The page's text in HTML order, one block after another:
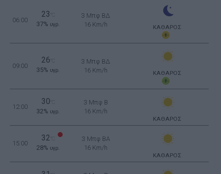
06:00
23
37% υγρ.
3 Μπφ ΒΔ
16 Km/h
ΚΑΘΑΡΟΣ
09:00
26
35% υγρ.
3 Μπφ ΒΔ
16 Km/h
ΚΑΘΑΡΟΣ
12:00
30
32% υγρ.
3 Μπφ B
16 Km/h
ΚΑΘΑΡΟΣ
15:00
32
28% υγρ.
3 Μπφ BA
16 Km/h
ΚΑΘΑΡΟΣ